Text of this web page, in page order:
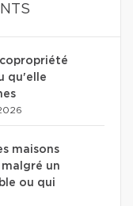
qu'elle
maisons
un
ou qui